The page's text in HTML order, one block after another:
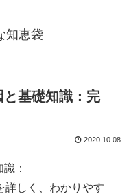
知恵袋
基礎知識：完
2020.10.08
：
詳しく、わかりやす